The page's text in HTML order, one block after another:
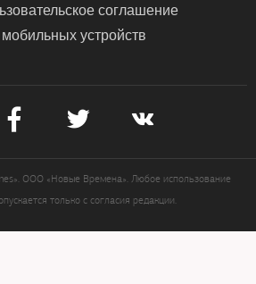
соглашение
устройств
ООО «Новые Времена». Любое использование
только с согласия редакции.